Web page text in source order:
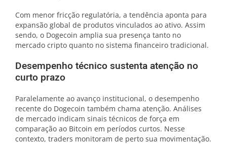
Com menor fricção regulatória, a tendência aponta para
expansão global de produtos vinculados ao ativo. Assim
sendo, o Dogecoin amplia sua presença tanto no
mercado cripto quanto no sistema financeiro tradicional.
Desempenho técnico sustenta atenção no
curto prazo
Paralelamente ao avanço institucional, o desempenho
recente do Dogecoin também chama atenção. Análises
de mercado indicam sinais técnicos de força em
comparação ao Bitcoin em períodos curtos. Nesse
contexto, traders monitoram de perto sua movimentação.